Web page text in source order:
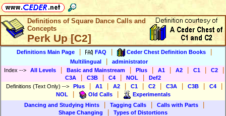
Definitions of Square Dance Calls and
Concepts
Perk Up [C2]
Definitions Main Page FAQ Ceder Chest Definition Books
Multilingual
administrator
Index --> All Levels Basic and Mainstream Plus A1 A2 C1 C2
C3A C3B C4 NOL
Def2
Definitions (Text Only) --> Plus A1 A2 C1 C2 C3A C3B C4
NOL Old Calls
Experimentals
Dancing and Studying Hints
Tagging Calls Calls with Parts
Shape Changing
Types of Distortions